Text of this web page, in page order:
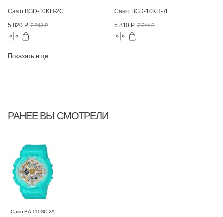
Casio BGD-10KH-2C
5 820 Р 7 763 Р
Casio BGD-10KH-7E
5 810 Р 7 744 Р
Показать ещё
РАНЕЕ ВЫ СМОТРЕЛИ
Casio BA-110SC-2A